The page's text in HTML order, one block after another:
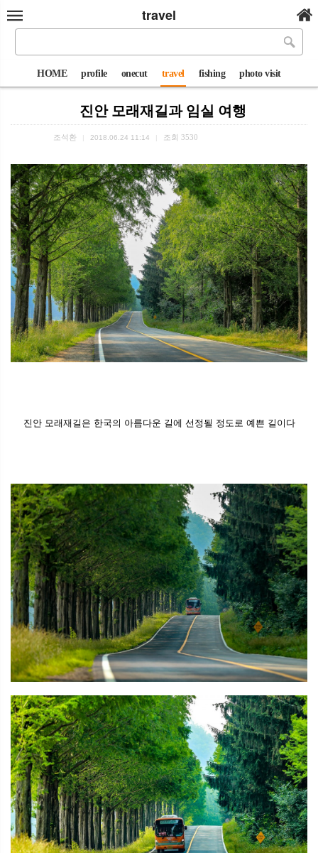
travel
HOME profile onecut travel fishing photo visit
진안 모래재길과 임실 여행
조석환 2018.06.24 11:14 조회 3530
진안 모래재길은 한국의 아름다운 길에 선정될 정도로 예쁜 길이다